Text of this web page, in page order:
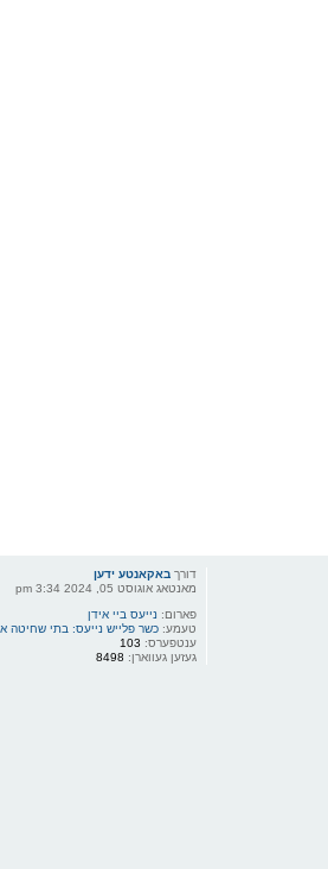
דורךבאקאנטע ידען
מאנטאג אוגוסט 05, 2024 3:34 pm
פארום: נייעס ביי אידן
טעמע:כשר פלייש נייעס: בתי שחיטה
ענטפערס: 103
געזען געווארן: 8498